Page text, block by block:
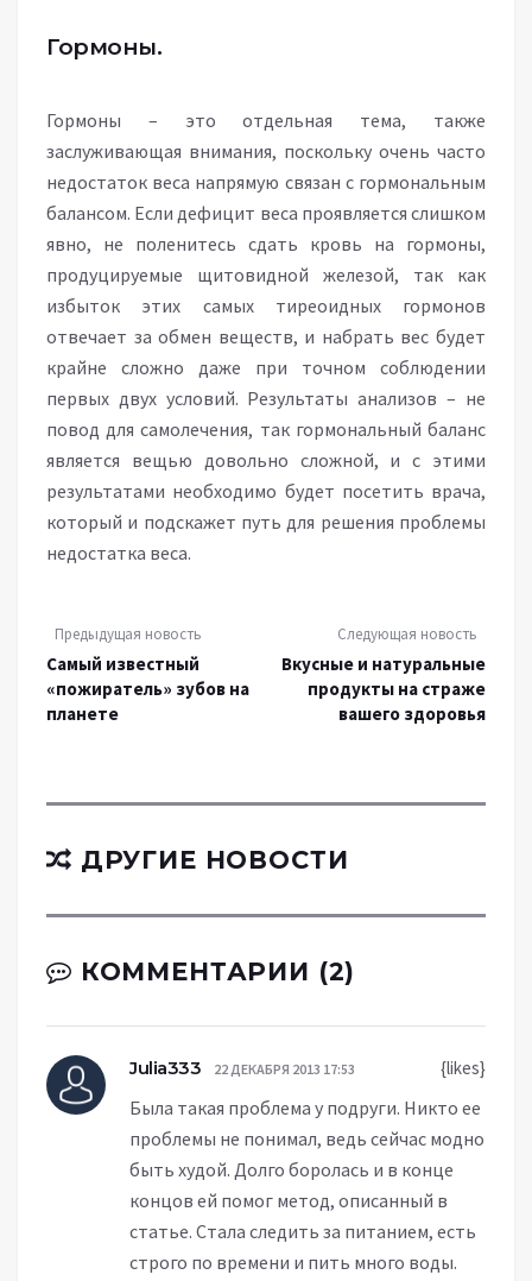
Гормоны.
Гормоны – это отдельная тема, также
заслуживающая внимания, поскольку очень часто
недостаток веса напрямую связан с гормональным
балансом. Если дефицит веса проявляется слишком
явно, не поленитесь сдать кровь на гормоны,
продуцируемые щитовидной железой, так как
избыток этих самых тиреоидных гормонов
отвечает за обмен веществ, и набрать вес будет
крайне сложно даже при точном соблюдении
первых двух условий. Результаты анализов – не
повод для самолечения, так гормональный баланс
является вещью довольно сложной, и с этими
результатами необходимо будет посетить врача,
который и подскажет путь для решения проблемы
недостатка веса.
Предыдущая новость
Самый известный
«пожиратель» зубов на
планете
Следующая новость
Вкусные и натуральные
продукты на страже
вашего здоровья
ДРУГИЕ НОВОСТИ
КОММЕНТАРИИ (2)
{likes}
Julia333 22 ДЕКАБРЯ 2013 17:53
Была такая проблема у подруги. Никто ее
проблемы не понимал, ведь сейчас модно
быть худой. Долго боролась и в конце
концов ей помог метод, описанный в
статье. Стала следить за питанием, есть
строго по времени и пить много воды.